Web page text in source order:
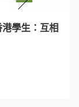
學生：互相